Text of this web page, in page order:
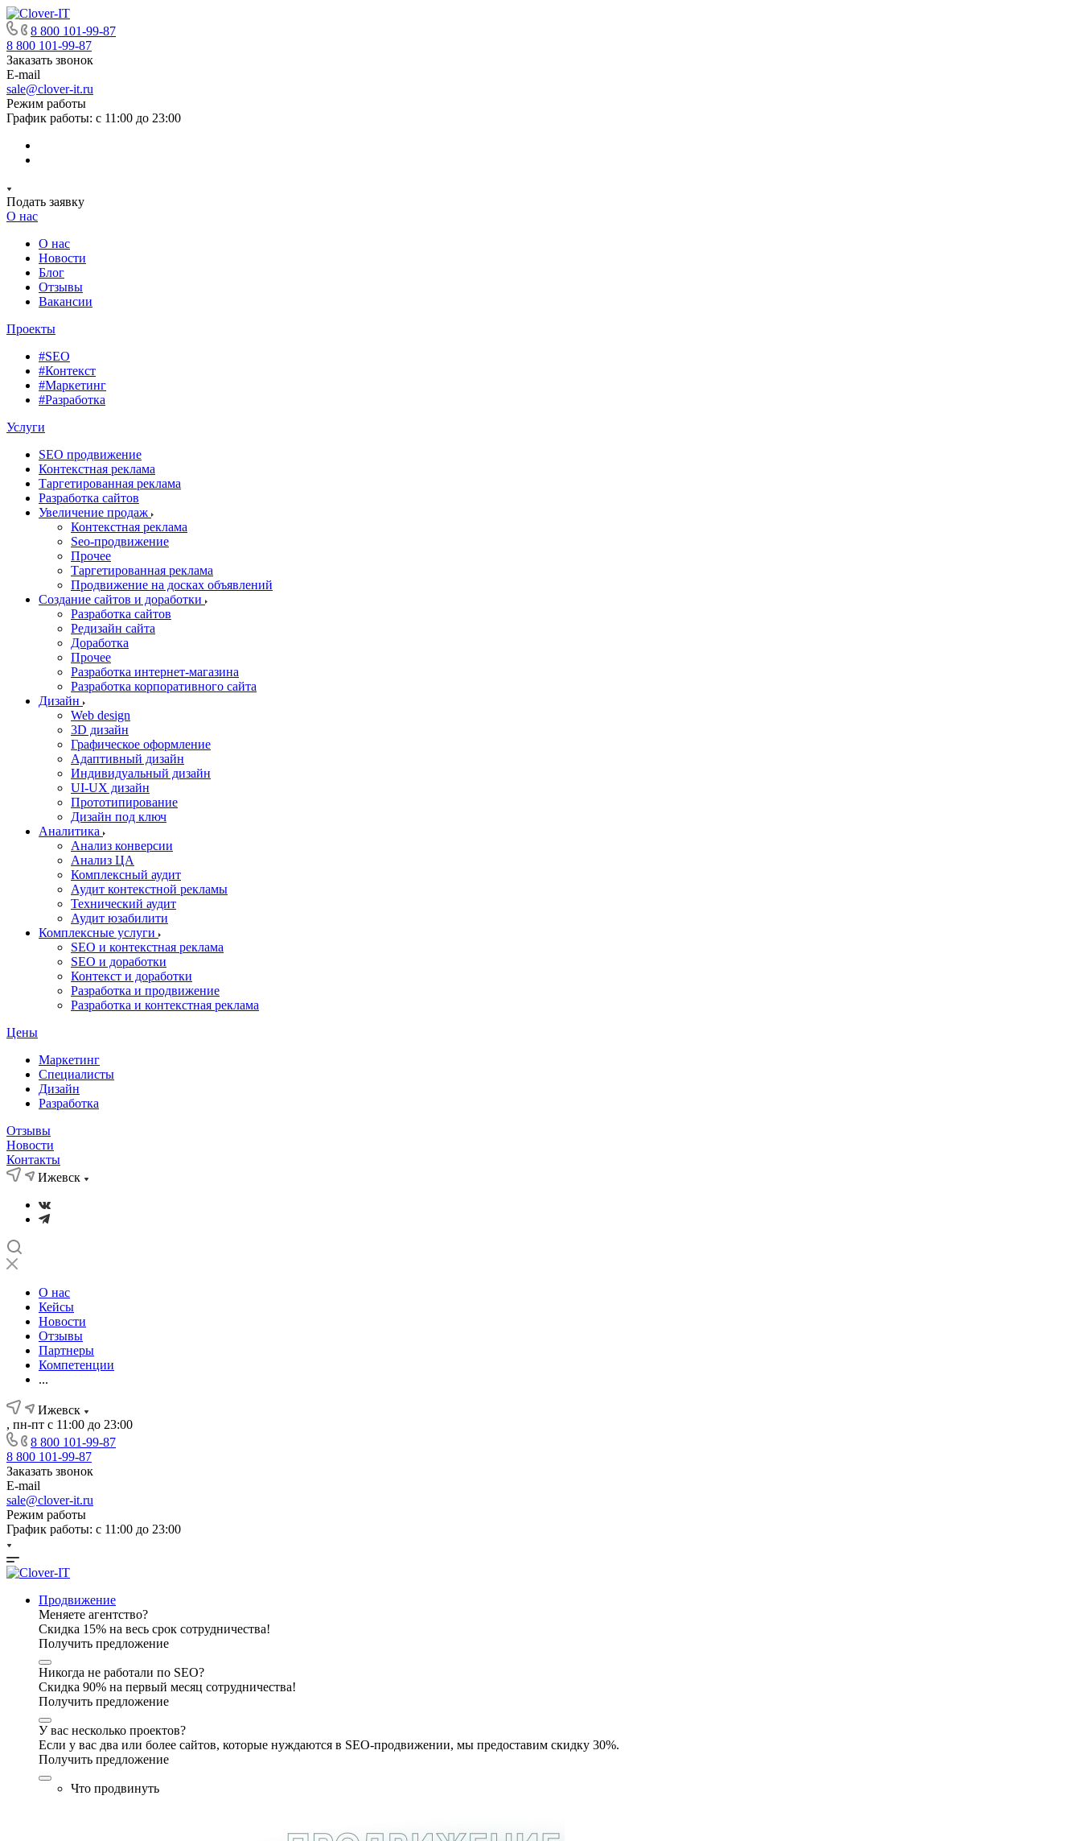
8 800 101-99-87
8 800 101-99-87
Заказать звонок
E-mail
sale@clover-it.ru
Режим работы
График работы: с 11:00 до 23:00
Подать заявку
О нас
О нас
Новости
Блог
Отзывы
Вакансии
Проекты
#SEO
#Контекст
#Маркетинг
#Разработка
Услуги
SEO продвижение
Контекстная реклама
Таргетированная реклама
Разработка сайтов
Увеличение продаж
Контекстная реклама
Seo-продвижение
Прочее
Таргетированная реклама
Продвижение на досках объявлений
Создание сайтов и доработки
Разработка сайтов
Редизайн сайта
Доработка
Прочее
Разработка интернет-магазина
Разработка корпоративного сайта
Дизайн
Web design
3D дизайн
Графическое оформление
Адаптивный дизайн
Индивидуальный дизайн
UI‑UX дизайн
Прототипирование
Дизайн под ключ
Аналитика
Анализ конверсии
Анализ ЦА
Комплексный аудит
Аудит контекстной рекламы
Технический аудит
Аудит юзабилити
Комплексные услуги
SEO и контекстная реклама
SEO и доработки
Контекст и доработки
Разработка и продвижение
Разработка и контекстная реклама
Цены
Маркетинг
Специалисты
Дизайн
Разработка
Отзывы
Новости
Контакты
Ижевск
О нас
Кейсы
Новости
Отзывы
Партнеры
Компетенции
...
Ижевск
, пн-пт с 11:00 до 23:00
8 800 101-99-87
8 800 101-99-87
Заказать звонок
E-mail
sale@clover-it.ru
Режим работы
График работы: с 11:00 до 23:00
Продвижение
Меняете агентство?
Скидка 15% на весь срок сотрудничества!
Получить предложение
Никогда не работали по SEO?
Скидка 90% на первый месяц сотрудничества!
Получить предложение
У вас несколько проектов?
Если у вас два или более сайтов, которые нуждаются в SEO-продвижении, мы предоставим скидку 30%.
Получить предложение
Что продвинуть